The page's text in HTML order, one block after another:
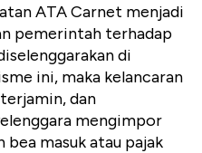
ATA Carnet menjadi
pemerintah terhadap
di
ini, maka kelancaran
dan
mengimpor
masuk atau pajak